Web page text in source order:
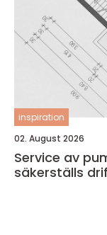
inspiration
02. August 2026
Service av
säkerställs